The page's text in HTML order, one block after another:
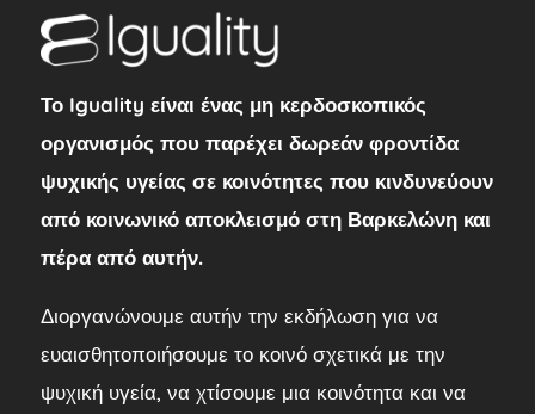
Το Iguality είναι ένας μη κερδοσκοπικός
οργανισμός που παρέχει δωρεάν φροντίδα
ψυχικής υγείας σε κοινότητες που κινδυνεύουν
από κοινωνικό αποκλεισμό στη Βαρκελώνη και
πέρα από αυτήν.
Διοργανώνουμε αυτήν την εκδήλωση για να
ευαισθητοποιήσουμε το κοινό σχετικά με την
ψυχική υγεία, να χτίσουμε μια κοινότητα και να